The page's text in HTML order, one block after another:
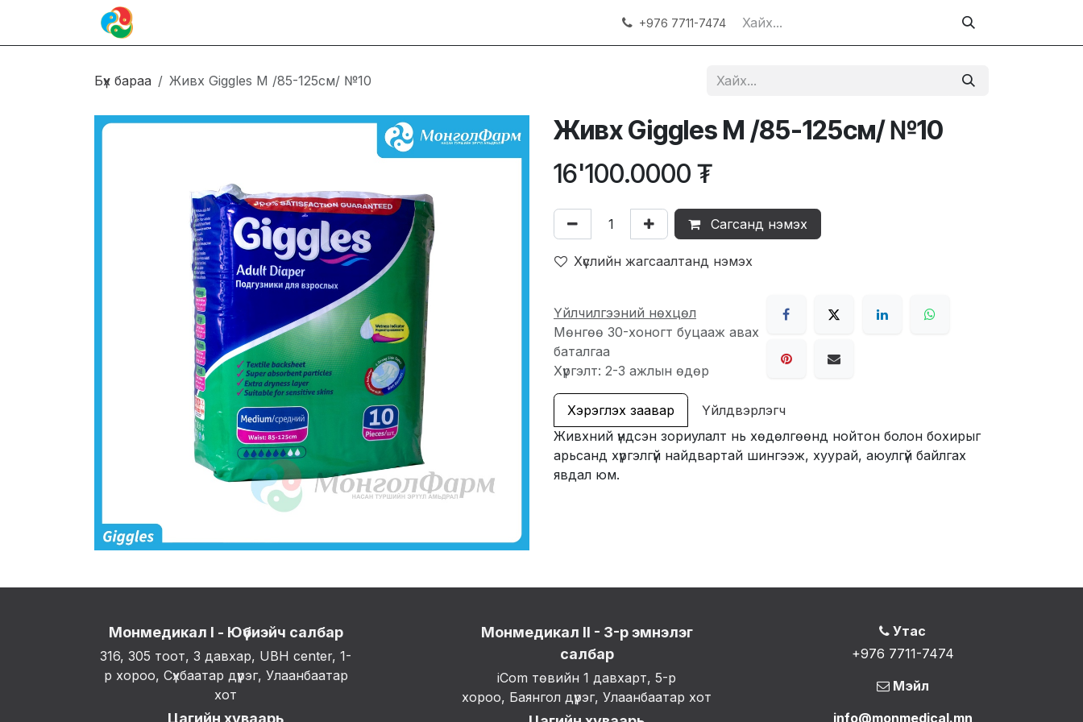
+976 7711-7474
Бүх бараа Живх Giggles M /85-125см/ №10
Живх Giggles M /85-125см/ №10
16'100.0000 ₮
Сагсанд нэмэх
Хүслийн жагсаалтанд нэмэх
Үйлчилгээний нөхцөл
Мөнгөө 30-хоногт буцааж авах
баталгаа
Хүргэлт: 2-3 ажлын өдөр
Хэрэглэх заавар
Үйлдвэрлэгч
Живхний үндсэн зориулалт нь хөдөлгөөнд нойтон болон бохирыг
арьсанд хүргэлгүй найдвартай шингээж, хуурай, аюулгүй байлгах
явдал юм.
Утас
+976 7711-7474
Мэйл
info@monmedical.mn
Монмедикал II - 3-р эмнэлэг
салбар
iCom төвийн 1 давхарт, 5-р
хороо, Баянгол дүүрэг, Улаанбаатар хот
Монмедикал I - Юүбиэйч салбар
316, 305 тоот, 3 давхар, UBH center, 1-
р хороо, Сүхбаатар дүүрэг, Улаанбаатар
хот